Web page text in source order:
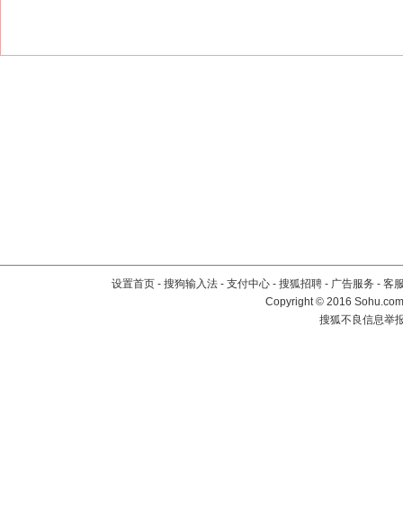
设置首页 - 搜狗输入法 - 支付中心 - 搜狐招聘 - 广告服务 - 客
Copyright©2016
搜狐不良信息举